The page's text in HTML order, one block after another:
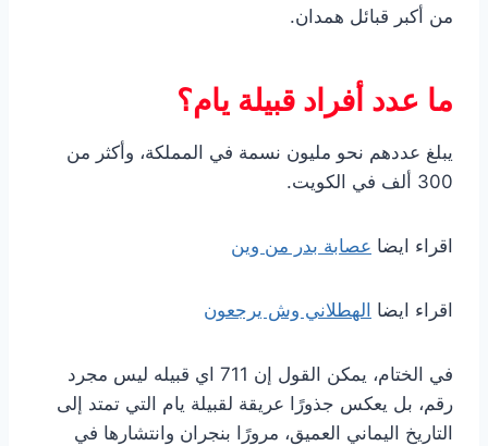
من أكبر قبائل همدان.
ما عدد أفراد قبيلة يام؟
يبلغ عددهم نحو مليون نسمة في المملكة، وأكثر من
300 ألف في الكويت.
اقراء ايضا عصابة بدر من وين
اقراء ايضا الهطلاني وش يرجعون
في الختام، يمكن القول إن 711 اي قبيله ليس مجرد
رقم، بل يعكس جذورًا عريقة لقبيلة يام التي تمتد إلى
التاريخ اليماني العميق، مرورًا بنجران وانتشارها في